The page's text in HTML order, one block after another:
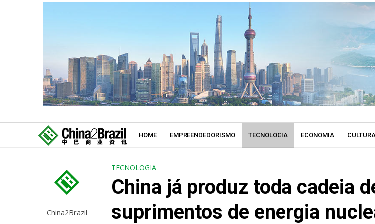
HOME EMPREENDEDORISMO TECNOLOGIA ECONOMIA CULTURA
China2Brazil
TECNOLOGIA
China já produz toda cadeia
suprimentos de energia